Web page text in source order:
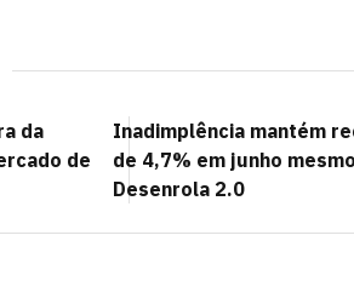
da
de
Inadimplência mantém
de 4,7% em junho
Desenrola 2.0